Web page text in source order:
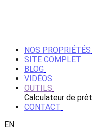
NOS PROPRIÉTÉS
SITE COMPLET
BLOG
VIDÉOS
OUTILS
Calculateur de
CONTACT
EN